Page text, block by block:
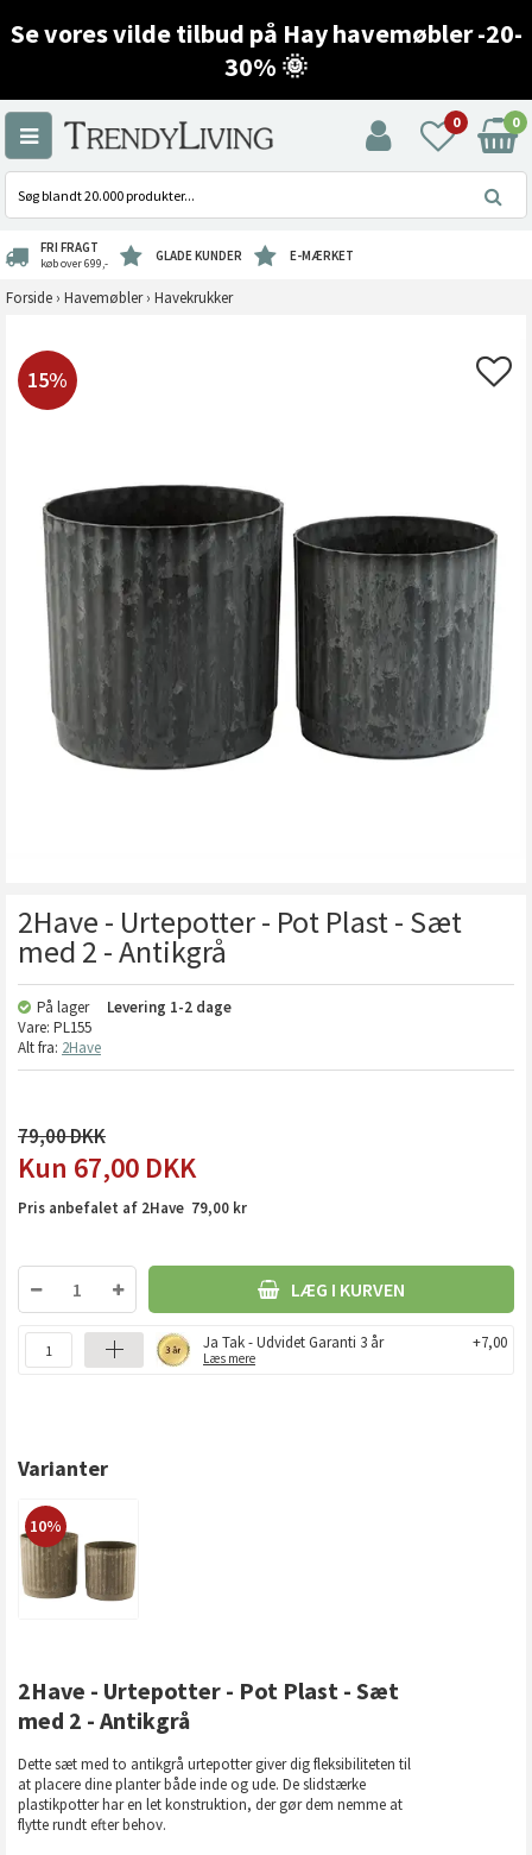
Se vores vilde tilbud på Hay havemøbler -20-
30% 🌞
0 0
FRI FRAGT
køb over 699,- GLADE KUNDER E-MÆRKET
Forside › Havemøbler› Havekrukker
15%
2Have - Urtepotter - Pot Plast - Sæt
med 2 - Antikgrå
På lager Levering 1-2 dage
Vare: PL155
Alt fra: 2Have
79,00
67,00 DKK
Pris anbefalet af 2Have 79,00 kr
LÆG I KURVEN
Ja Tak - Udvidet Garanti 3 år
Læs mere
+7,00
Varianter
10%
2Have - Urtepotter - Pot Plast - Sæt
med 2 - Antikgrå
Dette sæt med to antikgrå urtepotter giver dig fleksibiliteten til
at placere dine planter både inde og ude. De slidstærke
plastikpotter har en let konstruktion, der gør dem nemme at
flytte rundt efter behov.